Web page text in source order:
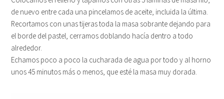
de nuevo entre cada una pincelamos de aceite, incluida la última.
Recortamos con unas tijeras toda la masa sobrante dejando para
el borde del pastel, cerramos doblando hacía dentro a todo
alrededor.
Echamos poco a poco la cucharada de agua por todo y al horno
unos 45 minutos más o menos, que esté la masa muy dorada.